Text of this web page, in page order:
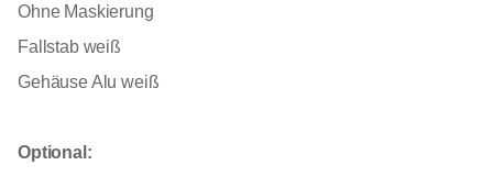
Ohne Maskierung
Fallstab weiß
Gehäuse Alu weiß
Optional: